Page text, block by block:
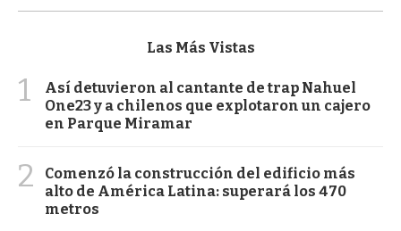
Las Más Vistas
1
Así detuvieron al cantante de trap Nahuel
One23 y a chilenos que explotaron un cajero
en Parque Miramar
2
Comenzó la construcción del edificio más
alto de América Latina: superará los 470
metros